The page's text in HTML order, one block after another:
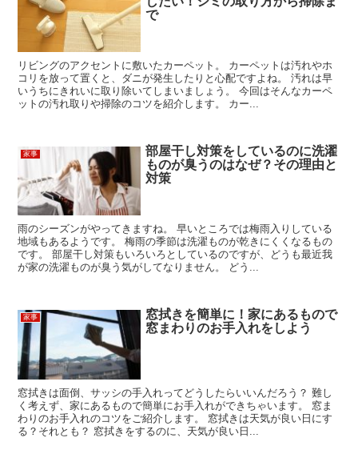
で
リビングのアクセントに敷いたカーペット。 カーペットは汚れやホ
コリを放って置くと、ダニが発生したりと心配ですよね。 汚れは早
いうちにきれいに取り除いてしまいましょう。 今回はそんなカーペ
ットの汚れ取りや掃除のコツを紹介します。 カー...
家事
部屋干し対策をしているのに洗濯
ものが臭うのはなぜ？その理由と
対策
雨のシーズンがやってきますね。 早いところでは梅雨入りしている
地域もあるようです。 梅雨の季節は洗濯ものが乾きにくくなるもの
です。 部屋干し対策もいろいろとしているのですが、どうも最近我
が家の洗濯ものが臭う気がしてなりません。 どう...
家事
窓拭きを簡単に！家にあるもので
窓まわりのお手入れをしよう
窓拭きは面倒、サッシの手入れってどうしたらいいんだろう？ 難し
く考えず、家にあるもので簡単にお手入れができちゃいます。 窓ま
わりのお手入れのコツをご紹介します。 窓拭きは天気が良い日にす
る？それとも？ 窓拭きをするのに、天気が良い日...